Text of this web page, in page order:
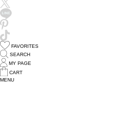
FAVORITES
SEARCH
MY PAGE
CART
MENU